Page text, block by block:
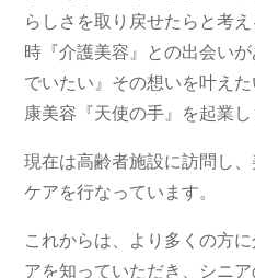
らしさを取り戻せたらと考
時『介護美容』との出会い
でいたい』その想いを叶え
康美容『天使の手』を起業し
現在は高齢者施設に訪問し
ケアを行なっています。
これからは、より多くの方
アを知っていただき、シニ